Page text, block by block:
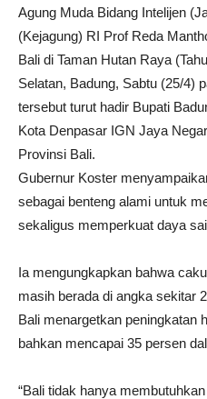
Agung Muda Bidang Intelijen
(Kejagung) RI Prof Reda
Bali di Taman Hutan Raya
Selatan, Badung, Sabtu (25/4)
tersebut turut hadir Bupati
Kota Denpasar IGN Jaya
Provinsi Bali.
Gubernur Koster
sebagai benteng alami untuk
sekaligus memperkuat daya
Ia mengungkapkan bahwa
masih berada di angka sekitar
Bali menargetkan peningkatan
bahkan mencapai 35 persen
“Bali tidak hanya